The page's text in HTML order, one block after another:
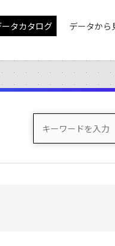
ータカタログ データから